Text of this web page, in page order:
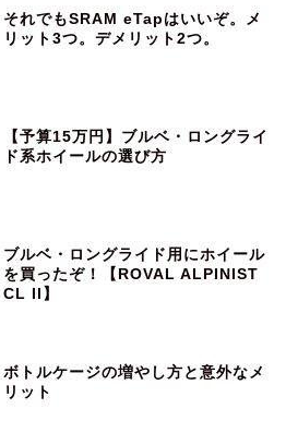
それでもSRAM eTapはいいぞ。メ
リット3つ。デメリット2つ。
【予算15万円】ブルベ・ロングライ
ド系ホイールの選び方
ブルベ・ロングライド用にホイール
を買ったぞ！【ROVAL ALPINIST
CL II】
ボトルケージの増やし方と意外なメ
リット